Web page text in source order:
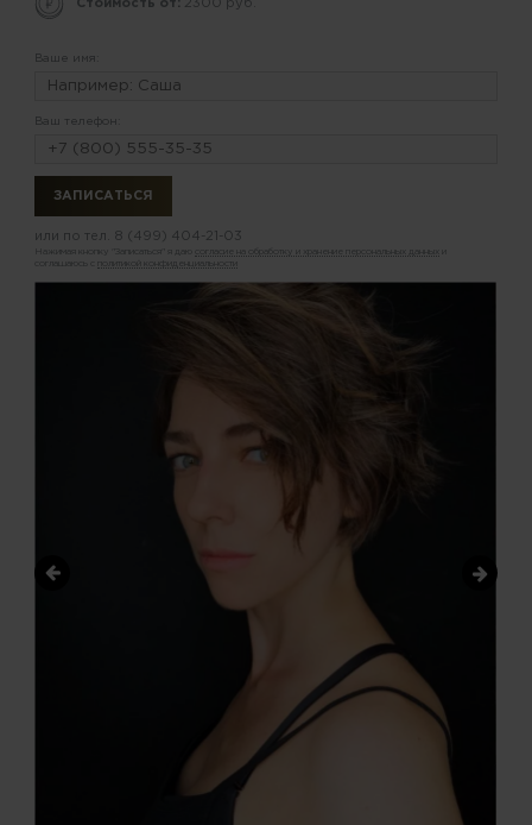
Стоимость от: 2300 руб.
Ваше имя:
Ваш телефон:
или по тел. 8 (499) 404-21-03
Нажимая кнопку "Записаться" я даю согласие на обработку и хранение персональных данных
политикой конфиденциальности